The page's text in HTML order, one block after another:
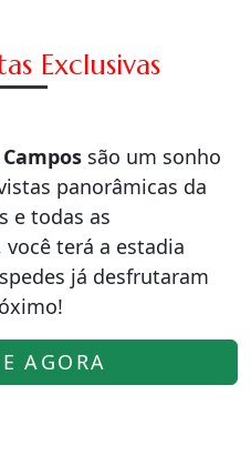
Exclusivas
são um sonho
panorâmicas da
e todas as
terá a estadia
já desfrutaram
AGORA